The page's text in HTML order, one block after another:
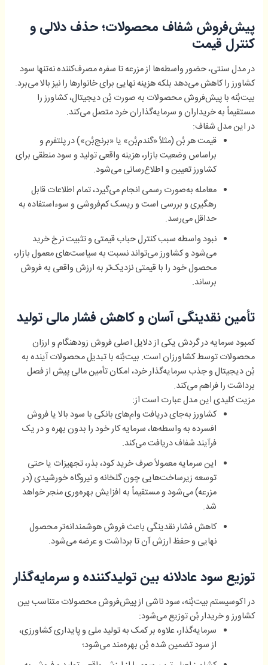
پیش‌فروش شفاف محصولات؛ حذف دلالی و
کنترل قیمت
در مدل سنتی، حضور واسطه‌ها از مزرعه تا سفره مصرف‌کننده نه‌تنها سود
کشاورز را کاهش می‌دهد بلکه هزینه نهایی برای خانوارها را نیز بالا می‌برد.
بیت‌بُنه با پیش‌فروش محصولات به صورت بُن دیجیتال، کشاورز را
مستقیماً به خریداران و سرمایه‌گذاران خرد متصل می‌کند.
در این مدل شفاف:
قیمت هر بُن (مثلاً «گندم‌بُن» یا «برنج‌بُن») در پلتفرم و
براساس وضعیت بازار، هزینه واقعی تولید و سود منطقی برای
کشاورز تعیین و اطلاع‌رسانی می‌شود.
معامله به‌صورت رسمی انجام می‌گیرد، تمام اطلاعات قابل
رهگیری و بررسی است و ریسک کم‌فروشی و سوءاستفاده به
حداقل می‌رسد.
نبود واسطه سبب کنترل حباب قیمتی و تثبیت نرخ خرید
می‌شود و کشاورز می‌تواند نسبت به سیاست‌های معمول بازار،
محصول خود را با قیمتی نزدیک‌تر به ارزش واقعی به فروش
برساند.
تأمین نقدینگی آسان و کاهش فشار مالی تولید
کمبود سرمایه در گردش یکی از دلایل اصلی فروش زودهنگام و ارزان
محصولات توسط کشاورزان است. بیت‌بُنه با تبدیل محصولات آینده به
بُن دیجیتال و جذب سرمایه‌گذار خرد، امکان تأمین مالی پیش از فصل
برداشت را فراهم می‌کند.
مزیت کلیدی این مدل عبارت است از:
کشاورز به‌جای دریافت وام‌های بانکی با سود بالا یا فروش
افسرده به واسطه‌ها، سرمایه کار خود را بدون بهره و در یک
فرآیند شفاف دریافت می‌کند.
این سرمایه معمولاً صرف خرید کود، بذر، تجهیزات یا حتی
توسعه زیرساخت‌هایی چون گلخانه و نیروگاه خورشیدی (در
مزرعه) می‌شود و مستقیماً به افزایش بهره‌وری منجر خواهد
شد.
کاهش فشار نقدینگی باعث فروش هوشمندانه‌تر محصول
نهایی و حفظ ارزش آن تا برداشت و عرضه می‌شود.
توزیع سود عادلانه بین تولیدکننده و سرمایه‌گذار
در اکوسیستم بیت‌بُنه، سود ناشی از پیش‌فروش محصولات متناسب بین
کشاورز و خریدار بُن توزیع می‌شود:
سرمایه‌گذار، علاوه بر کمک به تولید ملی و پایداری کشاورزی،
از سود تضمین شده بُن بهره‌مند می‌شود؛